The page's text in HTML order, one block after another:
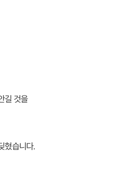
길 것을
혔습니다.